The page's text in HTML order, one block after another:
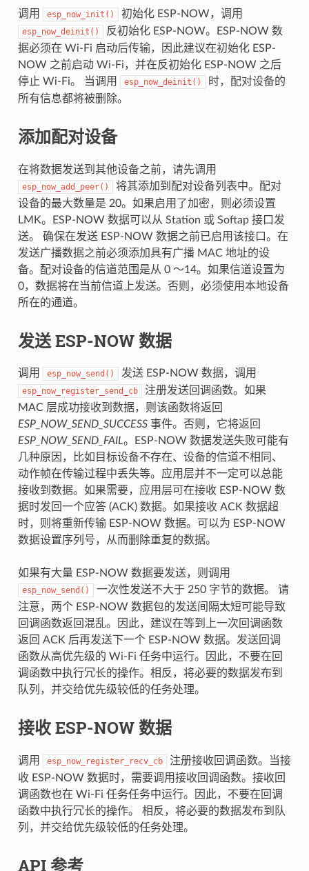
调用 esp_now_init() 初始化 ESP-NOW，调用
esp_now_deinit()
反初始化 ESP-NOW。ESP-NOW 数
据必须在 Wi-Fi 启动后传输，因此建议在初始化 ESP-
NOW 之前启动 Wi-Fi，并在反初始化 ESP-NOW 之后
停止 Wi-Fi。 当调用
esp_now_deinit()
时，配对设备的
所有信息都将被删除。
添加配对设备
在将数据发送到其他设备之前，请先调用
esp_now_add_peer()
将其添加到配对设备列表中。配对
设备的最大数量是 20。如果启用了加密，则必须设置
LMK。ESP-NOW 数据可以从 Station 或 Softap 接口发
送。 确保在发送 ESP-NOW 数据之前已启用该接口。在
发送广播数据之前必须添加具有广播 MAC 地址的设
备。配对设备的信道范围是从 0 ～14。如果信道设置为
0，数据将在当前信道上发送。否则，必须使用本地设备
所在的通道。
发送 ESP-NOW 数据
调用 esp_now_send() 发送 ESP-NOW 数据，调用
esp_now_register_send_cb
注册发送回调函数。如果
MAC 层成功接收到数据，则该函数将返回
ESP_NOW_SEND_SUCCESS事件。否则，它将返回
ESP_NOW_SEND_FAIL。ESP-NOW 数据发送失败可能有
几种原因，比如目标设备不存在、设备的信道不相同、
动作帧在传输过程中丢失等。应用层并不一定可以总能
接收到数据。如果需要，应用层可在接收 ESP-NOW 数
据时发回一个应答 (ACK) 数据。如果接收 ACK 数据超
时，则将重新传输 ESP-NOW 数据。可以为 ESP-NOW
数据设置序列号，从而删除重复的数据。
如果有大量 ESP-NOW 数据要发送，则调用
esp_now_send()
一次性发送不大于 250 字节的数据。 请
注意，两个 ESP-NOW 数据包的发送间隔太短可能导致
回调函数返回混乱。因此，建议在等到上一次回调函数
返回 ACK 后再发送下一个 ESP-NOW 数据。发送回调
函数从高优先级的 Wi-Fi 任务中运行。因此，不要在回
调函数中执行冗长的操作。相反，将必要的数据发布到
队列，并交给优先级较低的任务处理。
接收 ESP-NOW 数据
调用 esp_now_register_recv_cb
注册接收回调函数。当接
收 ESP-NOW 数据时，需要调用接收回调函数。接收回
调函数也在 Wi-Fi 任务任务中运行。因此，不要在回调
函数中执行冗长的操作。 相反，将必要的数据发布到队
列，并交给优先级较低的任务处理。
API 参考